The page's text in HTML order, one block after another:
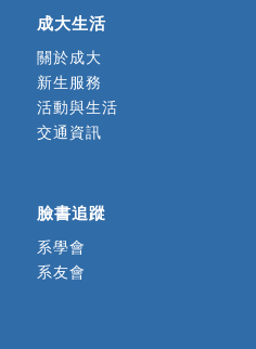
成大生活
關於成大
新生服務
活動與生活
交通資訊
臉書追蹤
系學會
系友會